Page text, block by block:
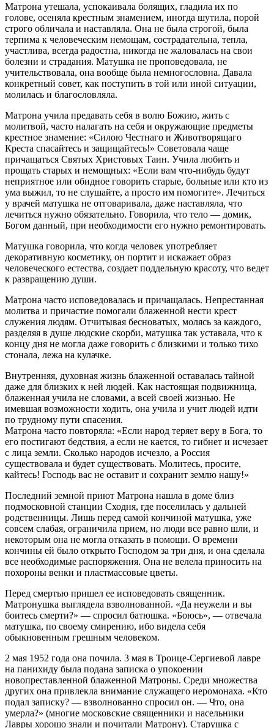
Матрона утешала, успокаивала болящих, гладила их по
голове, осеняла крестным знамением, иногда шутила, порой
строго обличала и наставляла. Она не была строгой, была
терпима к человеческим немощам, сострадательна, тепла,
участлива, всегда радостна, никогда не жаловалась на свои
болезни и страдания. Матушка не проповедовала, не
учительствовала, она вообще была немногословна. Давала
конкретный совет, как поступить в той или иной ситуации,
молилась и благословляла.
Матрона учила предавать себя в волю Божию, жить с
молитвой, часто налагать на себя и окружающие предметы
крестное знамение: «Силою Честнаго и Животворящаго
Креста спасайтесь и защищайтесь!» Советовала чаще
причащаться Святых Христовых Таин. Учила любить и
прощать старых и немощных: «Если вам что-нибудь будут
неприятное или обидное говорить старые, больные или кто из
ума выжил, то не слушайте, а просто им помогите». Лечиться
у врачей матушка не отговаривала, даже наставляла, что
лечиться нужно обязательно. Говорила, что тело — домик,
Богом данный, при необходимости его нужно ремонтировать.
Матушка говорила, что когда человек употребляет
декоративную косметику, он портит и искажает образ
человеческого естества, создает поддельную красоту, что ведет
к развращению души.
Матрона часто исповедовалась и причащалась. Непрестанная
молитва и причастие помогали блаженной нести крест
служения людям. Отчитывая бесноватых, молясь за каждого,
разделяя в душе людские скорби, матушка так уставала, что к
концу дня не могла даже говорить с близкими и только тихо
стонала, лежа на кулачке.
Внутренняя, духовная жизнь блаженной оставалась тайной
даже для близких к ней людей. Как настоящая подвижница,
блаженная учила не словами, а всей своей жизнью. Не
имевшая возможности ходить, она учила и учит людей идти
по трудному пути спасения.
Матрона часто повторяла: «Если народ теряет веру в Бога, то
его постигают бедствия, а если не кается, то гибнет и исчезает
с лица земли. Сколько народов исчезло, а Россия
существовала и будет существовать. Молитесь, просите,
кайтесь! Господь вас не оставит и сохранит землю нашу!»
Последний земной приют Матрона нашла в доме близ
подмосковной станции Сходня, где поселилась у дальней
родственницы. Лишь перед самой кончиной матушка, уже
совсем слабая, ограничила прием, но люди все равно шли, и
некоторым она не могла отказать в помощи. О времени
кончины ей было открыто Господом за три дня, и она сделала
все необходимые распоряжения. Она не велела приносить на
похороны венки и пластмассовые цветы.
Перед смертью пришел ее исповедовать священник.
Матронушка выглядела взволнованной. «Да неужели и вы
боитесь смерти?» — спросил батюшка. «Боюсь», — отвечала
матушка, по своему смирению, ибо видела себя
обыкновенным грешным человеком.
2 мая 1952 года она почила. 3 мая в Троице-Сергиевой лавре
на панихиду была подана записка о упокоении
новопреставленной блаженной Матроны. Среди множества
других она привлекла внимание служащего иеромонаха. «Кто
подал записку? — взволнованно спросил он. — Что, она
умерла?» (многие московские священники и насельники
Лавры хорошо знали и почитали Матрону). Старушка с